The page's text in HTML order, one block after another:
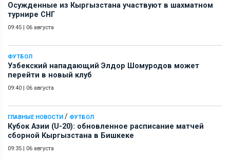
Осужденные из Кыргызстана участвуют в шахматном
турнире СНГ
09:45 | 06 августа
ФУТБОЛ
Узбекский нападающий Элдор Шомуродов может
перейти в новый клуб
09:40 | 06 августа
ГЛАВНЫЕ НОВОСТИ / ФУТБОЛ
Кубок Азии (U-20): обновленное расписание матчей
сборной Кыргызстана в Бишкеке
09:35 | 06 августа